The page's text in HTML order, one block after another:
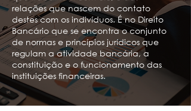
relações que nascem do contato
destes com os indivíduos. É no Direito
Bancário que se encontra o conjunto
de normas e princípios jurídicos que
regulam a atividade bancária, a
constituição e o funcionamento das
instituições financeiras.